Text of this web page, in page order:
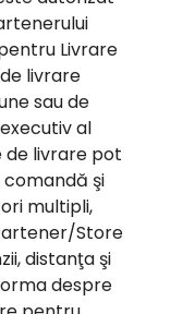
Livrare
livrare
sau de
al
de livrare pot
şi
multipli,
Store
distanţa şi
despre